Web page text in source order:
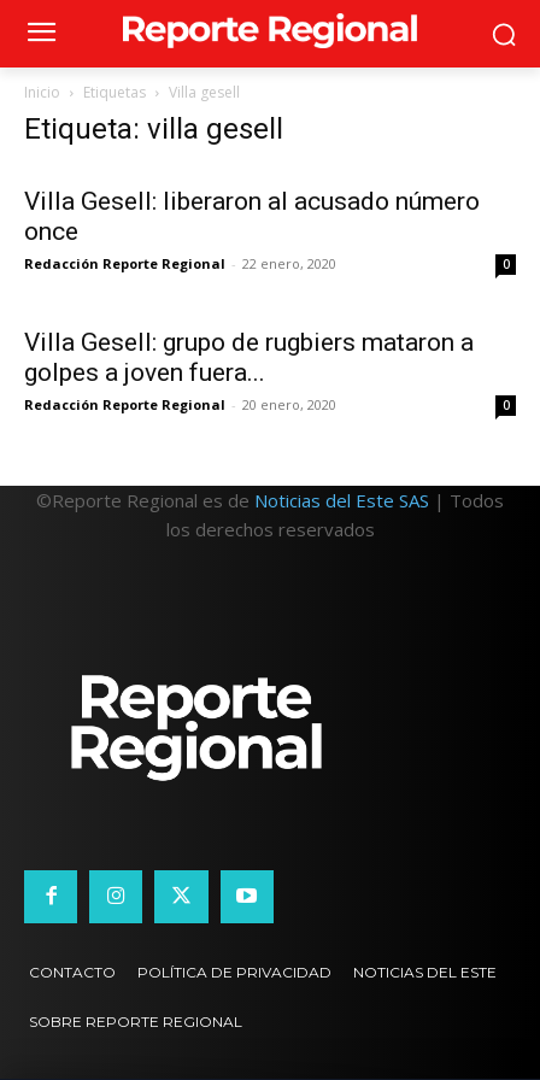
Inicio Etiquetas Villa gesell
Etiqueta: villa gesell
Villa Gesell: liberaron al acusado número
once
Redacción Reporte Regional - 22 enero, 2020 0
Villa Gesell: grupo de rugbiers mataron a
golpes a joven fuera...
Redacción Reporte Regional - 20 enero, 2020 0
©Reporte Regional es de Noticias del Este SAS | Todos
los derechos reservados
CONTACTO POLÍTICA DE PRIVACIDAD NOTICIAS DEL ESTE
SOBRE REPORTE REGIONAL